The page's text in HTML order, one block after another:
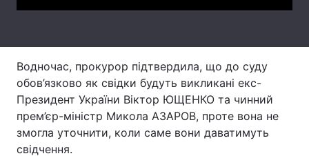
Цікавинки Погода
Лонгріди
Відео з Youtube Статті
Інтерв'ю
Водночас, прокурор підтвердила, що до суду
обов’язково як свідки будуть викликані екс-
Президент України Віктор ЮЩЕНКО та чинний
прем’єр-міністр Микола АЗАРОВ, проте вона не
змогла уточнити, коли саме вони даватимуть
свідчення.